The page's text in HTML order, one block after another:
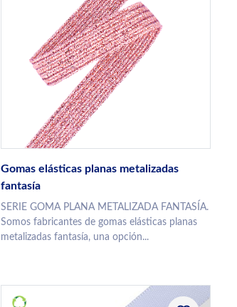
Gomas elásticas planas metalizadas
fantasía
SERIE GOMA PLANA METALIZADA FANTASÍA.
Somos fabricantes de gomas elásticas planas
metalizadas fantasía, una opción...